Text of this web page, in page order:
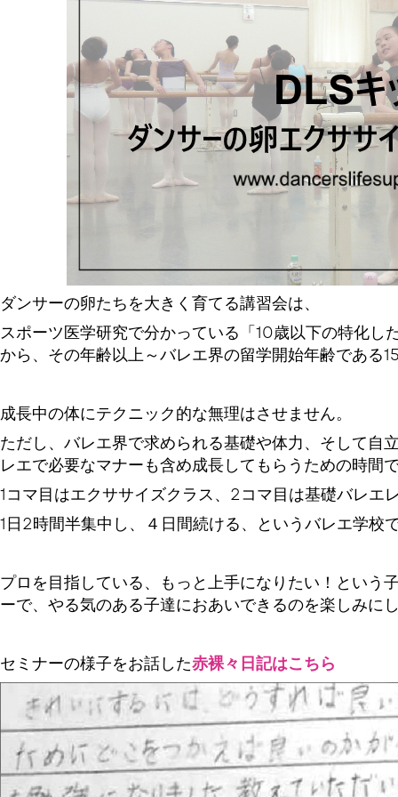
ダンサーの卵たちを大きく育てる講習会は、
スポーツ医学研究で分かっている「10歳以下の特化し
から、その年齢以上～バレエ界の留学開始年齢である
成長中の体にテクニック的な無理はさせません。
ただし、バレエ界で求められる基礎や体力、そして自
レエで必要なマナーも含め成長してもらうための時間
1コマ目はエクササイズクラス、2コマ目は基礎バレエ
1日2時間半集中し、４日間続ける、というバレエ学校
プロを目指している、もっと上手になりたい！という
ーで、やる気のある子達におあいできるのを楽しみに
セミナーの様子をお話した赤裸々日記はこちら